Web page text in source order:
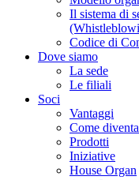
Il sistema di
Codice di
Dove siamo
La sede
Le filiali
Soci
Vantaggi
Come
Prodotti
Iniziative
House Organ